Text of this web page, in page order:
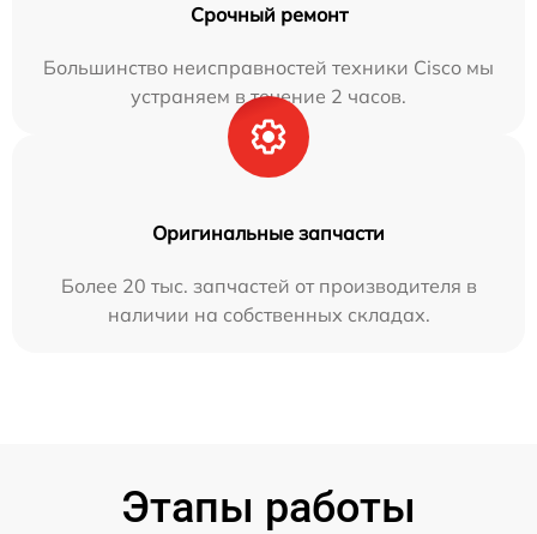
Срочный ремонт
Большинство неисправностей техники Cisco мы
устраняем в течение 2 часов.
Оригинальные запчасти
Более 20 тыс. запчастей от производителя в
наличии на собственных складах.
Этапы работы